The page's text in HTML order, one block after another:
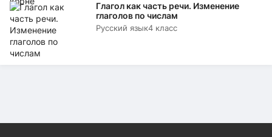
Глагол как часть речи. Изменение
глаголов по числам
Русский язык4 класс